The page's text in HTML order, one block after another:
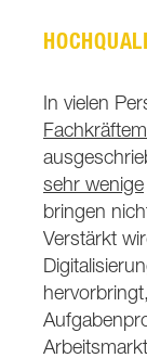
In vielen
sehr wenige
bringen
Verstärkt